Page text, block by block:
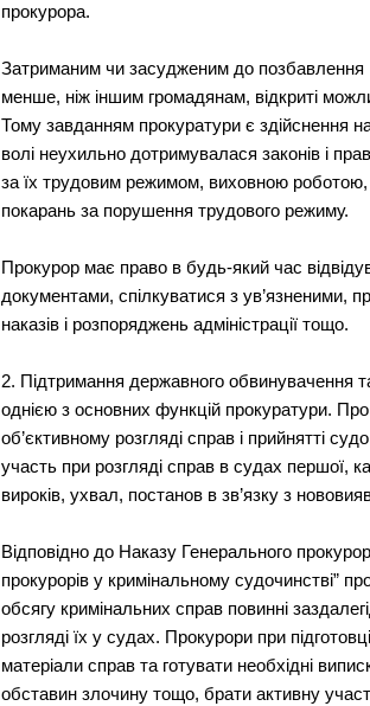
прокурора.
Затриманим чи засудженим до позбавлення
менше, ніж іншим громадянам, відкриті
Тому завданням прокуратури є здійснення
волі неухильно дотримувалася законів і
за їх трудовим режимом, виховною роботою,
покарань за порушення трудового режиму.
Прокурор має право в будь-який час
документами, спілкуватися з ув’язненими,
наказів і розпоряджень адміністрації тощо.
2. Підтримання державного обвинувачення
однією з основних функцій прокуратури.
об’єктивному розгляді справ і прийнятті
участь при розгляді справ в судах першої,
вироків, ухвал, постанов в зв’язку з
Відповідно до Наказу Генерального
прокурорів у кримінальному судочинстві”
обсягу кримінальних справ повинні
розгляді їх у судах. Прокурори при
матеріали справ та готувати необхідні
обставин злочину тощо, брати активну